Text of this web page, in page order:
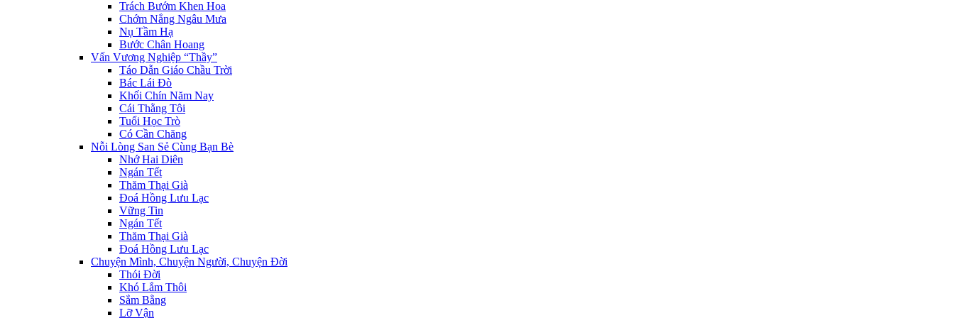
Trách Bướm Khen Hoa
Chớm Nắng Ngâu Mưa
Nụ Tầm Hạ
Bước Chân Hoang
Vấn Vương Nghiệp “Thầy”
Táo Dẫn Giáo Chầu Trời
Bác Lái Đò
Khối Chín Năm Nay
Cái Thằng Tôi
Tuổi Học Trò
Có Cần Chăng
Nỗi Lòng San Sẻ Cùng Bạn Bè
Nhớ Hai Diên
Ngán Tết
Thăm Thại Già
Đoá Hồng Lưu Lạc
Vững Tin
Ngán Tết
Thăm Thại Già
Đoá Hồng Lưu Lạc
Chuyện Mình, Chuyện Người, Chuyện Đời
Thói Đời
Khó Lắm Thôi
Sắm Bằng
Lỡ Vận